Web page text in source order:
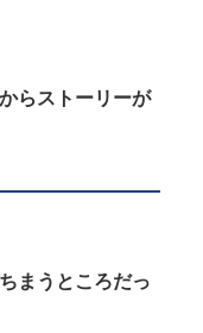
らストーリーが
まうところだっ